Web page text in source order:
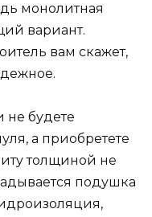
монолитная
вариант.
вам скажет,
не будете
а приобретете
толщиной не
подушка